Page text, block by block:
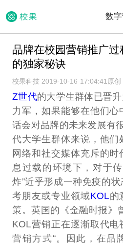
数
品牌在校园营销推广
的独家秘诀
校果科技 2019-10-16 17:04:41 原创
Z世代的大学生群体已晋
力军，如果能够在他们心
话会对品牌的未来发展有
代大学生群体来说，他们
网络和社交媒体充斥的
息过载的环境下，对于
炸”近乎形成一种免疫的
考朋友或专业领域KOL的
策。英国的《金融时报》
KOL营销正在逐渐取代电
营销方式“。因此，在品